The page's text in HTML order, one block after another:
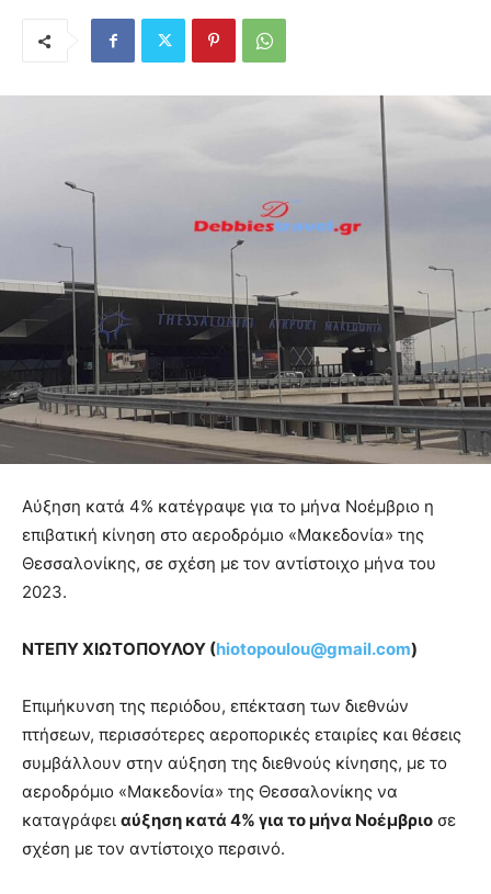
Αύξηση κατά 4% κατέγραψε για το μήνα Νοέμβριο η
επιβατική κίνηση στο αεροδρόμιο «Μακεδονία» της
Θεσσαλονίκης, σε σχέση με τον αντίστοιχο μήνα του
2023.
ΝΤΕΠΥ ΧΙΩΤΟΠΟΥΛΟΥ (hiotopoulou@gmail.com)
Επιμήκυνση της περιόδου, επέκταση των διεθνών
πτήσεων, περισσότερες αεροπορικές εταιρίες και θέσεις
συμβάλλουν στην αύξηση της διεθνούς κίνησης, με το
αεροδρόμιο «Μακεδονία» της Θεσσαλονίκης να
καταγράφει αύξηση κατά 4% για το μήνα Νοέμβριο σε
σχέση με τον αντίστοιχο περσινό.